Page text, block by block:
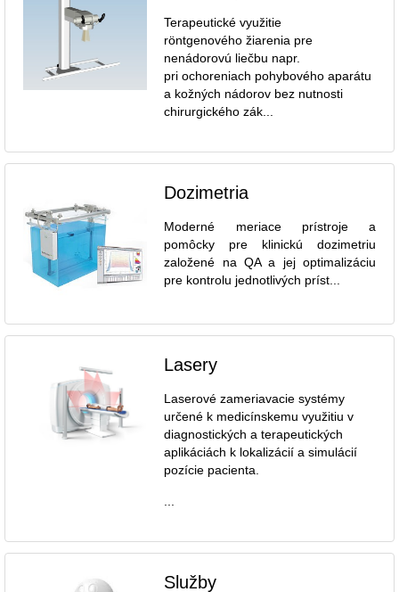
Terapeutické využitie
röntgenového žiarenia pre
nenádorovú liečbu napr.
pri ochoreniach pohybového aparátu
a kožných nádorov bez nutnosti
chirurgického zák...
Dozimetria
Moderné meriace prístroje a
pomôcky pre klinickú dozimetriu
založené na QA a jej optimalizáciu
pre kontrolu jednotlivých príst...
Lasery
Laserové zameriavacie systémy
určené k medicínskemu využitiu v
diagnostických a terapeutických
aplikáciách k lokalizácií a simulácií
pozície pacienta.
Služby